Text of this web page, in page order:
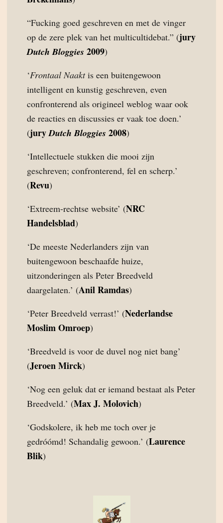
“Fucking goed geschreven en met de vinger
op de zere plek van het multicultidebat.” (jury
Dutch Bloggies 2009)
‘Frontaal Naaktis een buitengewoon
intelligent en kunstig geschreven, even
confronterend als origineel weblog waar ook
de reacties en discussies er vaak toe doen.’
(juryDutch Bloggies 2008)
‘Intellectuele stukken die mooi zijn
geschreven; confronterend, fel en scherp.’
(Revu)
‘Extreem-rechtse website’ (NRC
Handelsblad)
‘De meeste Nederlanders zijn van
buitengewoon beschaafde huize,
uitzonderingen als Peter Breedveld
daargelaten.’ (Anil Ramdas)
‘Peter Breedveld verrast!’ (Nederlandse
Moslim Omroep)
‘Breedveld is voor de duvel nog niet bang’
(Jeroen Mirck)
‘Nog een geluk dat er iemand bestaat als Peter
Breedveld.’ (Max J. Molovich)
‘Godskolere, ik heb me toch over je
gedróómd! Schandalig gewoon.’ (Laurence
Blik)